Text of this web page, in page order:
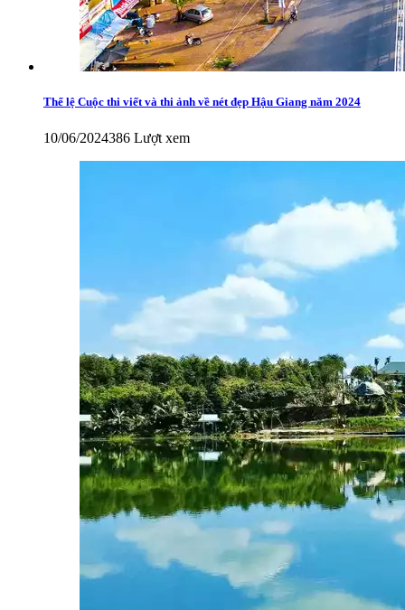
Thể lệ Cuộc thi viết và thi ảnh về nét đẹp Hậu Giang năm 2024
10/06/2024386 Lượt xem